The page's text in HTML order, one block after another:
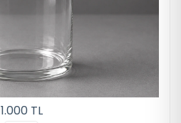
1.000 TL